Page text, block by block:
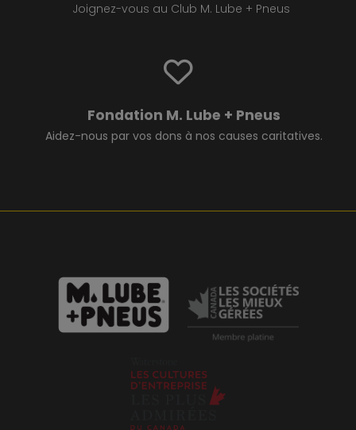
Joignez-vous au Club M. Lube + Pneus
Fondation M. Lube + Pneus
Aidez-nous par vos dons à nos causes caritatives.